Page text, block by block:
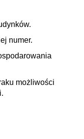
numer.
możliwości